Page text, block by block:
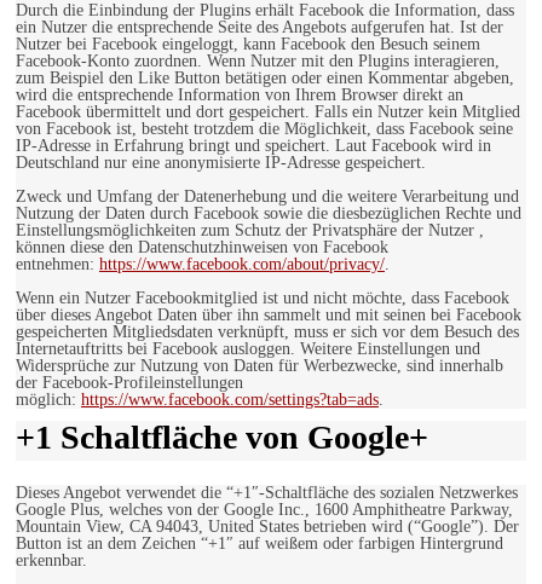
Durch die Einbindung der Plugins erhält Facebook die Information, dass
ein Nutzer die entsprechende Seite des Angebots aufgerufen hat. Ist der
Nutzer bei Facebook eingeloggt, kann Facebook den Besuch seinem
Facebook-Konto zuordnen. Wenn Nutzer mit den Plugins interagieren,
zum Beispiel den Like Button betätigen oder einen Kommentar abgeben,
wird die entsprechende Information von Ihrem Browser direkt an
Facebook übermittelt und dort gespeichert. Falls ein Nutzer kein Mitglied
von Facebook ist, besteht trotzdem die Möglichkeit, dass Facebook seine
IP-Adresse in Erfahrung bringt und speichert. Laut Facebook wird in
Deutschland nur eine anonymisierte IP-Adresse gespeichert.
Zweck und Umfang der Datenerhebung und die weitere Verarbeitung und
Nutzung der Daten durch Facebook sowie die diesbezüglichen Rechte und
Einstellungsmöglichkeiten zum Schutz der Privatsphäre der Nutzer ,
können diese den Datenschutzhinweisen von Facebook
entnehmen: https://www.facebook.com/about/privacy/.
Wenn ein Nutzer Facebookmitglied ist und nicht möchte, dass Facebook
über dieses Angebot Daten über ihn sammelt und mit seinen bei Facebook
gespeicherten Mitgliedsdaten verknüpft, muss er sich vor dem Besuch des
Internetauftritts bei Facebook ausloggen. Weitere Einstellungen und
Widersprüche zur Nutzung von Daten für Werbezwecke, sind innerhalb
der Facebook-Profileinstellungen
möglich: https://www.facebook.com/settings?tab=ads.
+1 Schaltfläche von Google+
Dieses Angebot verwendet die “+1″-Schaltfläche des sozialen Netzwerkes
Google Plus, welches von der Google Inc., 1600 Amphitheatre Parkway,
Mountain View, CA 94043, United States betrieben wird (“Google”). Der
Button ist an dem Zeichen “+1″ auf weißem oder farbigen Hintergrund
erkennbar.